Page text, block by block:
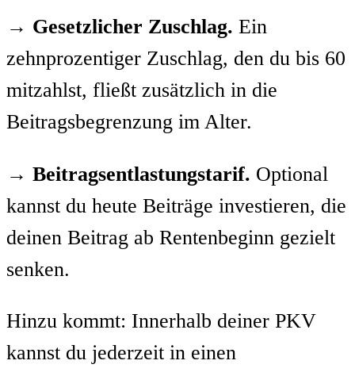
→ Gesetzlicher Zuschlag. Ein
zehnprozentiger Zuschlag, den du bis 60
mitzahlst, fließt zusätzlich in die
Beitragsbegrenzung im Alter.
→ Beitragsentlastungstarif. Optional
kannst du heute Beiträge investieren, die
deinen Beitrag ab Rentenbeginn gezielt
senken.
Hinzu kommt: Innerhalb deiner PKV
kannst du jederzeit in einen